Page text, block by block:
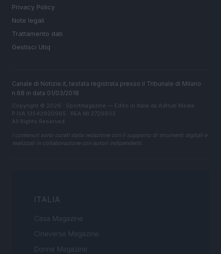
Privacy Policy
Note legali
Trattamento dati
Gestisci Utiq
Canale di Notizie.it, testata registrata presso il Tribunale di Milano
n.68 in data 01/03/2018
Copyright © 2026 · Sportmagazine — Edito in Italia da AdHub Media
P.IVA 13542920965 · REA MI 2729933
All Rights Reserved
I contenuti sono curati dalla redazione con il supporto di strumenti digitali e
realizzati in collaborazione con autori indipendenti.
ITALIA
Casa Magazine
Cineverse Magazine
Donne Magazine